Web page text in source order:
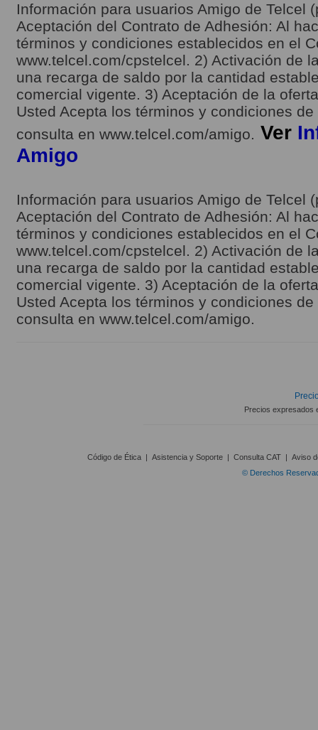
Información para usuarios Amigo de Telcel
Aceptación del Contrato de Adhesión: Al
términos y condiciones establecidos en el
www.telcel.com/cpstelcel. 2) Activación de
una recarga de saldo por la cantidad
comercial vigente. 3) Aceptación de la
Usted Acepta los términos y condiciones
consulta en www.telcel.com/amigo. Ver
Amigo
Información para usuarios Amigo de Telcel
Aceptación del Contrato de Adhesión: Al
términos y condiciones establecidos en el
www.telcel.com/cpstelcel. 2) Activación de
una recarga de saldo por la cantidad
comercial vigente. 3) Aceptación de la
Usted Acepta los términos y condiciones
consulta en www.telcel.com/amigo.
Precios expresados
Código de Ética | Asistencia y Soporte | Consulta CAT | Aviso
© Derechos